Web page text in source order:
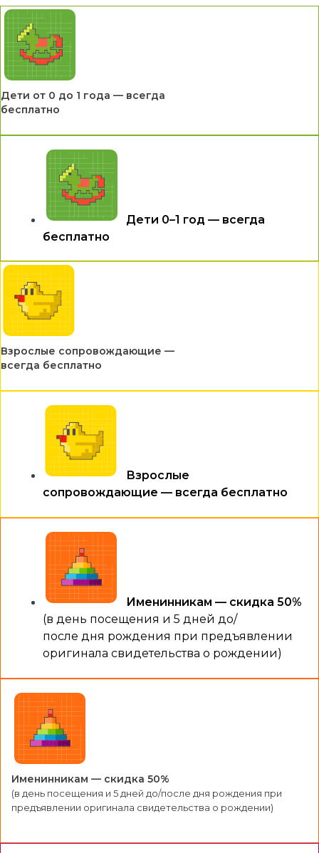
Дети от 0 до 1 года — всегда
бесплатно
Дети 0–1 год — всегда
бесплатно
Взрослые сопровождающие —
всегда бесплатно
Взрослые
сопровождающие — всегда бесплатно
Именинникам — скидка 50%
(в день посещения и 5 дней до/
после дня рождения при предъявлении
оригинала свидетельства о рождении)
Именинникам — скидка 50%
(в день посещения и 5 дней до/после дня рождения при
предъявлении оригинала свидетельства о рождении)